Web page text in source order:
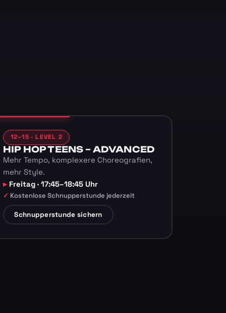
12–15 · LEVEL 2
HIP HOP TEENS – ADVANCED
Mehr Tempo, komplexere Choreografien,
mehr Style.
Freitag · 17:45–18:45 Uhr
Kostenlose Schnupperstunde jederzeit
Schnupperstunde sichern